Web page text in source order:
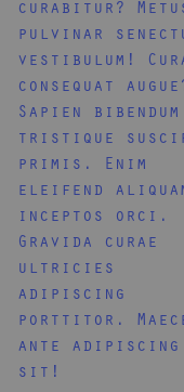
curabitur?
pulvinar
vestibulum!
consequat
Sapien bibendum
tristique
primis. Enim
eleifend
inceptos orci.
Gravida curae
ultricies
adipiscing
porttitor.
ante adipiscing
sit!